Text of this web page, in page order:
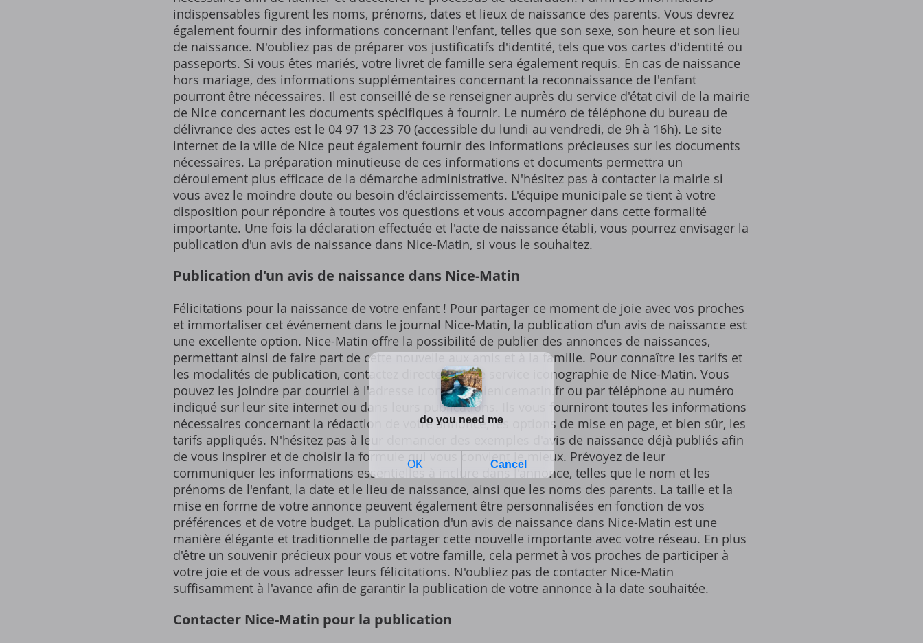
indispensables figurent les noms, prénoms, dates et lieux de naissance des parents. Vous devrez
également fournir des informations concernant l'enfant, telles que son sexe, son heure et son lieu
de naissance. N'oubliez pas de préparer vos justificatifs d'identité, tels que vos cartes d'identité ou
passeports. Si vous êtes mariés, votre livret de famille sera également requis. En cas de naissance
hors mariage, des informations supplémentaires concernant la reconnaissance de l'enfant
pourront être nécessaires. Il est conseillé de se renseigner auprès du service d'état civil de la mairie
de Nice concernant les documents spécifiques à fournir. Le numéro de téléphone du bureau de
délivrance des actes est le 04 97 13 23 70 (accessible du lundi au vendredi, de 9h à 16h). Le site
internet de la ville de Nice peut également fournir des informations précieuses sur les documents
nécessaires. La préparation minutieuse de ces informations et documents permettra un
déroulement plus efficace de la démarche administrative. N'hésitez pas à contacter la mairie si
vous avez le moindre doute ou besoin d'éclaircissements. L'équipe municipale se tient à votre
disposition pour répondre à toutes vos questions et vous accompagner dans cette formalité
importante. Une fois la déclaration effectuée et l'acte de naissance établi, vous pourrez envisager la
publication d'un avis de naissance dans Nice-Matin, si vous le souhaitez.
Publication d'un avis de naissance dans Nice-Matin
Félicitations pour la naissance de votre enfant ! Pour partager ce moment de joie avec vos proches
et immortaliser cet événement dans le journal Nice-Matin, la publication d'un avis de naissance est
une excellente option. Nice-Matin offre la possibilité de publier des annonces de naissances,
permettant ainsi de faire part de cette nouvelle aux amis et à la famille. Pour connaître les tarifs et
les modalités de publication, contactez directement le service iconographie de Nice-Matin. Vous
pouvez les joindre par courriel à l'adresse iconographienicematin.fr ou par téléphone au numéro
indiqué sur leur site internet ou dans leurs publications. Ils vous fourniront toutes les informations
nécessaires concernant la rédaction de votre annonce, les options de mise en page, et bien sûr, les
tarifs appliqués. N'hésitez pas à leur demander des exemples d'avis de naissance déjà publiés afin
de vous inspirer et de choisir la formule qui vous convient le mieux. Prévoyez de leur
communiquer les informations essentielles à inclure dans l'annonce, telles que le nom et les
prénoms de l'enfant, la date et le lieu de naissance, ainsi que les noms des parents. La taille et la
mise en forme de votre annonce peuvent également être personnalisées en fonction de vos
préférences et de votre budget. La publication d'un avis de naissance dans Nice-Matin est une
manière élégante et traditionnelle de partager cette nouvelle importante avec votre réseau. En plus
d'être un souvenir précieux pour vous et votre famille, cela permet à vos proches de participer à
votre joie et de vous adresser leurs félicitations. N'oubliez pas de contacter Nice-Matin
suffisamment à l'avance afin de garantir la publication de votre annonce à la date souhaitée.
Contacter Nice-Matin pour la publication